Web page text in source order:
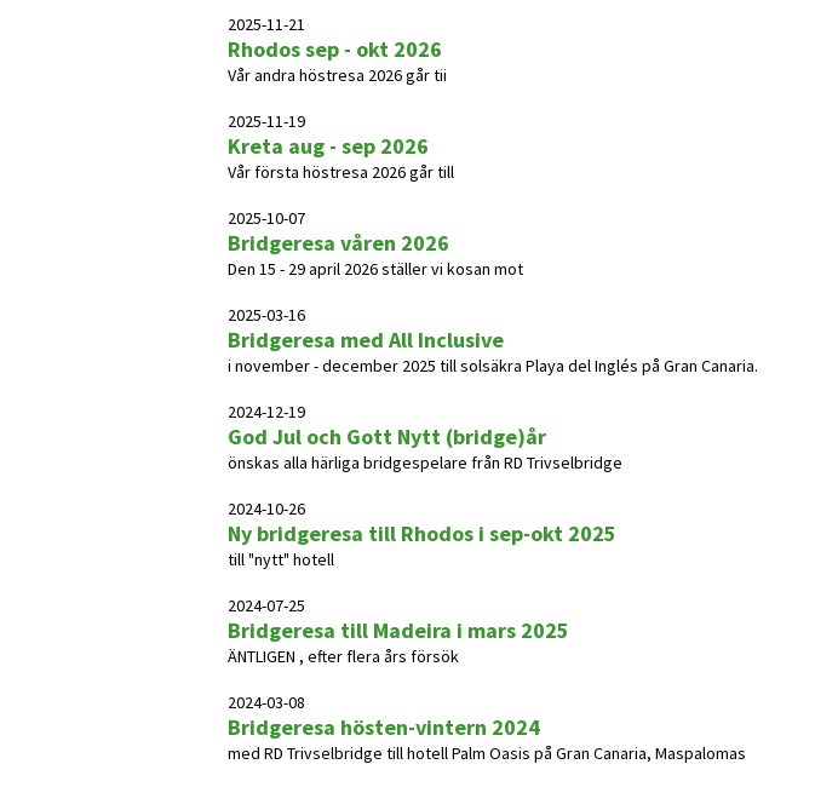
2025-11-21
Rhodos sep - okt 2026
Vår andra höstresa 2026 går tii
2025-11-19
Kreta aug - sep 2026
Vår första höstresa 2026 går till
2025-10-07
Bridgeresa våren 2026
Den 15 - 29 april 2026 ställer vi kosan mot
2025-03-16
Bridgeresa med All Inclusive
i november - december 2025 till solsäkra Playa del Inglés på Gran Canaria.
2024-12-19
God Jul och Gott Nytt (bridge)år
önskas alla härliga bridgespelare från RD Trivselbridge
2024-10-26
Ny bridgeresa till Rhodos i sep-okt 2025
till "nytt" hotell
2024-07-25
Bridgeresa till Madeira i mars 2025
ÄNTLIGEN , efter flera års försök
2024-03-08
Bridgeresa hösten-vintern 2024
med RD Trivselbridge till hotell Palm Oasis på Gran Canaria, Maspalomas